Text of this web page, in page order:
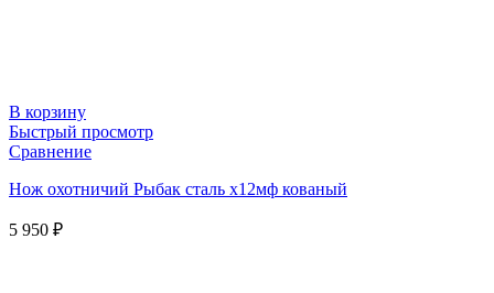
В корзину
Быстрый просмотр
Сравнение
Нож охотничий Рыбак сталь х12мф кованый
5 950 ₽